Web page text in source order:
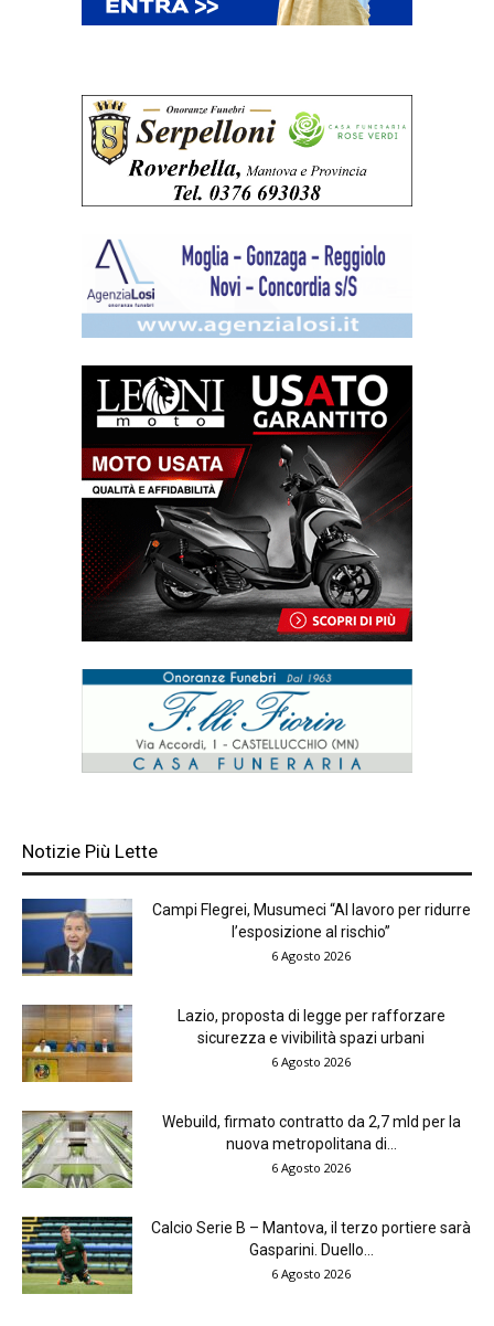
Notizie Più Lette
Campi Flegrei, Musumeci “Al lavoro per ridurre
l’esposizione al rischio”
6 Agosto 2026
Lazio, proposta di legge per rafforzare
sicurezza e vivibilità spazi urbani
6 Agosto 2026
Webuild, firmato contratto da 2,7 mld per la
nuova metropolitana di...
6 Agosto 2026
Calcio Serie B – Mantova, il terzo portiere sarà
Gasparini. Duello...
6 Agosto 2026